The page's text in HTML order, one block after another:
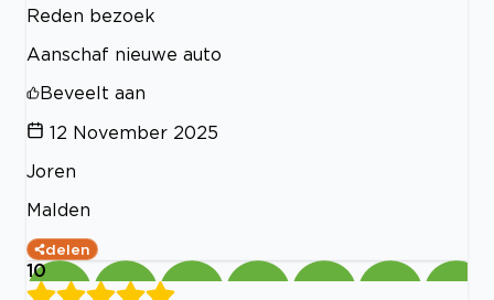
Reden bezoek
Aanschaf nieuwe auto
Beveelt aan
12 November 2025
Joren
Malden
delen
10